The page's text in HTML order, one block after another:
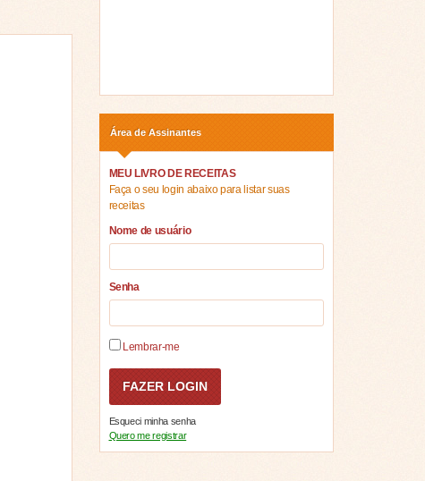
Área de Assinantes
MEU LIVRO DE RECEITAS
Faça o seu login abaixo para listar suas
receitas
Nome de usuário
Senha
Lembrar-me
Esqueci minha senha
Quero me registrar